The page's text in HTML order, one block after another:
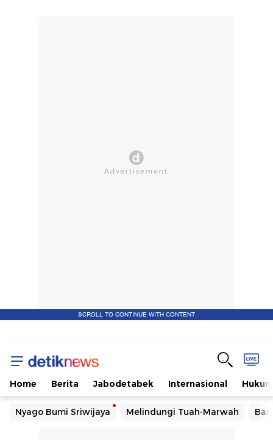
SCROLL TO CONTINUE WITH CONTENT
Home Berita Jabodetabek Internasional Hukum
Nyago Bumi Sriwijaya Melindungi Tuah-Marwah